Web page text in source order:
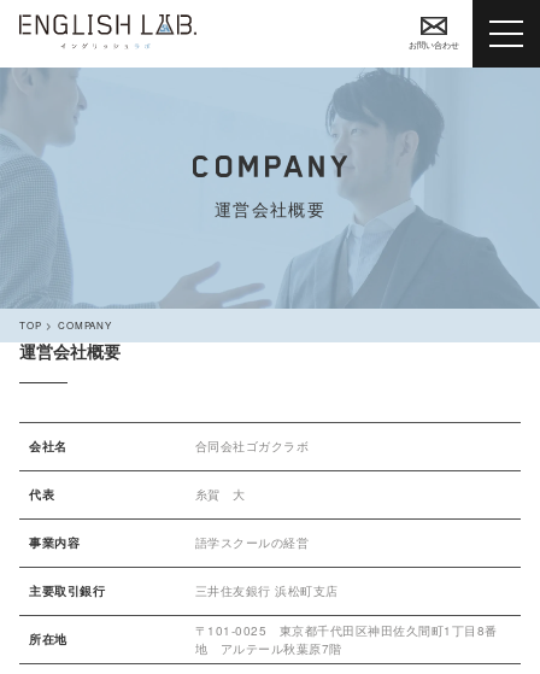
お問い合わせ
運営会社概要
TOP COMPANY
運営会社概要
会社名 合同会社ゴガクラボ
代表 糸賀 大
事業内容 語学スクールの経営
主要取引銀行 ​三井住友銀行 浜松町支店
所在地
〒101-0025 東京都千代田区神田佐久間町1丁目8番
地 アルテール秋葉原7階